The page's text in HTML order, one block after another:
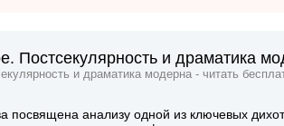
Постсекулярноcть и драматика
и драматика модерна - читать
посвящена анализу одной из ключевых